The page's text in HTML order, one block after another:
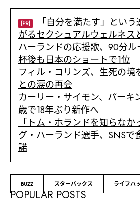
[PR] 「自分を満たす」という
がるセクシュアルウェルネス
ハーランドの応援歌、90分
杯後も日本のショートで1位
フィル・コリンズ、生死の境
との涙の再会
カーリー・サイモン、パー
歳で18年ぶり新作へ
「トム・ホランドを知らなか
グ・ハーランド選手、SNSで
諾
BUZZ スターバックス ライフハ
POPULAR POSTS